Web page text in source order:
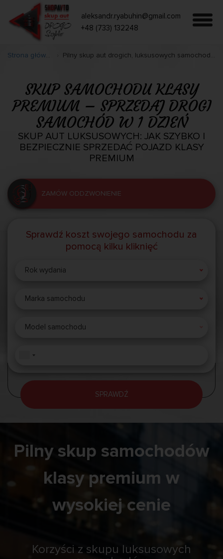
aleksandr.ryabuhin@gmail.com
+48 (733) 132248
Strona główna Pilny skup aut drogich, luksusowych samochodów
SKUP SAMOCHODU KLASY
PREMIUM – SPRZEDAJ DROGI
SAMOCHÓD W 1 DZIEŃ
SKUP AUT LUKSUSOWYCH: JAK SZYBKO I
BEZPIECZNIE SPRZEDAĆ POJAZD KLASY
PREMIUM
ZAMÓW ODDZWONIENIE
Sprawdź koszt swojego samochodu za
pomocą kilku kliknięć
Rok wydania
Marka samochodu
Model samochodu
SPRAWDŹ
Pilny skup samochodów
klasy premium w
wysokiej cenie
Korzyści z skupu luksusowych